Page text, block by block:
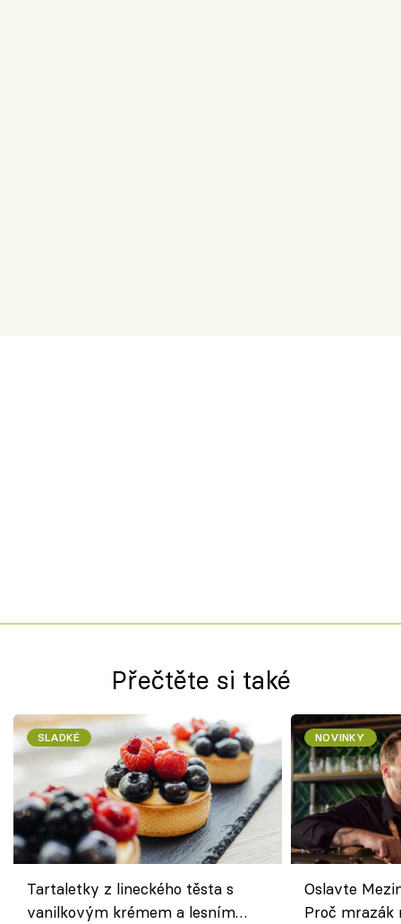
Přečtěte si také
SLADKÉ
Tartaletky z lineckého těsta s
vanilkovým krémem a lesním
NOVINKY
Oslavte
Proč